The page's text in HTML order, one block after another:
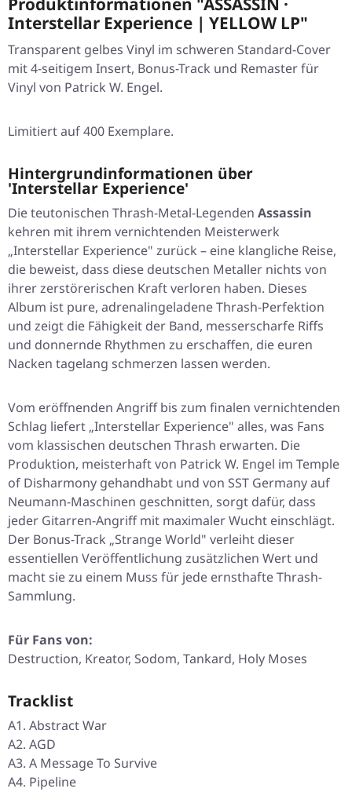
Interstellar Experience | YELLOW LP"
Transparent gelbes Vinyl im schweren Standard-Cover
mit 4-seitigem Insert, Bonus-Track und Remaster für
Vinyl von Patrick W. Engel.
Limitiert auf 400 Exemplare.
Hintergrundinformationen über
'Interstellar Experience'
Die teutonischen Thrash-Metal-Legenden Assassin
kehren mit ihrem vernichtenden Meisterwerk
„Interstellar Experience" zurück – eine klangliche Reise,
die beweist, dass diese deutschen Metaller nichts von
ihrer zerstörerischen Kraft verloren haben. Dieses
Album ist pure, adrenalingeladene Thrash-Perfektion
und zeigt die Fähigkeit der Band, messerscharfe Riffs
und donnernde Rhythmen zu erschaffen, die euren
Nacken tagelang schmerzen lassen werden.
Vom eröffnenden Angriff bis zum finalen vernichtenden
Schlag liefert „Interstellar Experience" alles, was Fans
vom klassischen deutschen Thrash erwarten. Die
Produktion, meisterhaft von Patrick W. Engel im Temple
of Disharmony gehandhabt und von SST Germany auf
Neumann-Maschinen geschnitten, sorgt dafür, dass
jeder Gitarren-Angriff mit maximaler Wucht einschlägt.
Der Bonus-Track „Strange World" verleiht dieser
essentiellen Veröffentlichung zusätzlichen Wert und
macht sie zu einem Muss für jede ernsthafte Thrash-
Sammlung.
Für Fans von:
Destruction, Kreator, Sodom, Tankard, Holy Moses
Tracklist
A1. Abstract War
A2. AGD
A3. A Message To Survive
A4. Pipeline